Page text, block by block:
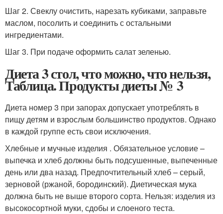
Шаг 2. Свеклу очистить, нарезать кубиками, заправьте
маслом, посолить и соединить с остальными
ингредиентами.
Шаг 3. При подаче оформить салат зеленью.
Диета 3 стол, что можно, что нельзя,
Таблица. Продукты диеты № 3
Диета номер 3 при запорах допускает употреблять в
пищу детям и взрослым большинство продуктов. Однако
в каждой группе есть свои исключения.
Хлебные и мучные изделия . Обязательное условие –
выпечка и хлеб должны быть подсушенные, выпеченные
день или два назад. Предпочтительный хлеб – серый,
зерновой (ржаной, бородинский). Диетическая мука
должна быть не выше второго сорта. Нельзя: изделия из
высокосортной муки, сдобы и слоеного теста.